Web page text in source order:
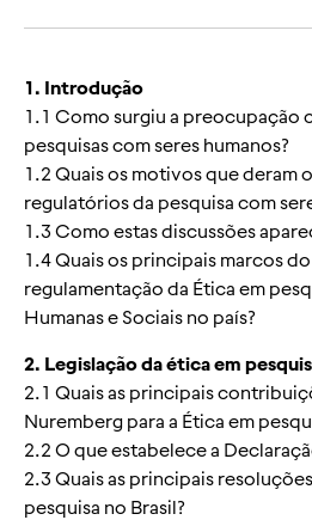
1. Introdução
1.1 Como surgiu a preocupação
pesquisas com seres humanos?
1.2 Quais os motivos que deram
regulatórios da pesquisa com
1.3 Como estas discussões
1.4 Quais os principais marcos
regulamentação da Ética em
Humanas e Sociais no país?
2. Legislação da ética em
2.1 Quais as principais
Nuremberg para a Ética em
2.2 O que estabelece a
2.3 Quais as principais
pesquisa no Brasil?